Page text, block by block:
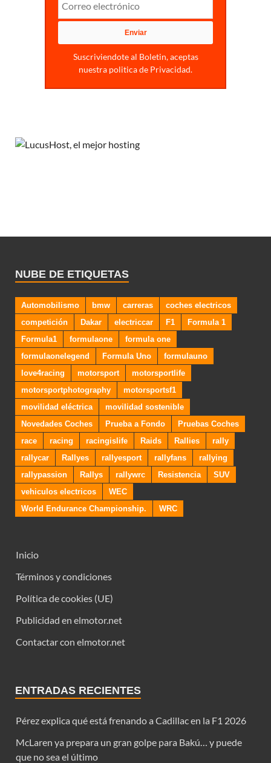
Suscriviendote al Boletin, aceptas
nuestra politica de Privacidad.
NUBE DE ETIQUETAS
Automobilismo bmw carreras
coches electricos
competición
Dakar electriccar F1
Formula 1
Formula1
formulaone
formula one
formulaonelegend
Formula Uno
formulauno
love4racing
motorsport
motorsportlife
motorsportphotography
motorsportsf1
movilidad eléctrica
movilidad sostenible
Novedades Coches
Prueba a Fondo
Pruebas Coches
race
racing racingislife Raids Rallies
rally
rallycar
Rallyes rallyesport rallyfans
rallying
rallypassion
Rallys rallywrc Resistencia
SUV
vehiculos electricos
WEC
World Endurance Championship.
WRC
Inicio
Términos y condiciones
Política de cookies (UE)
Publicidad en elmotor.net
Contactar con elmotor.net
ENTRADAS RECIENTES
Pérez explica qué está frenando a Cadillac en la F1 2026
McLaren ya prepara un gran golpe para Bakú… y puede
que no sea el último